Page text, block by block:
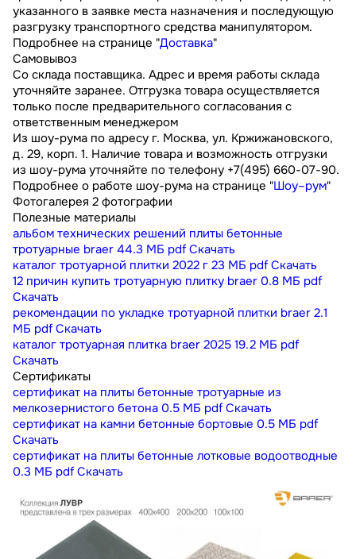
указанного в заявке места назначения и последующую
разгрузку транспортного средства манипулятором.
Подробнее на странице "Доставка"
Самовывоз
Со склада поставщика. Адрес и время работы склада
уточняйте заранее. Отгрузка товара осуществляется
только после предварительного согласования с
ответственным менеджером
Из шоу-рума по адресу г. Москва, ул. Кржижановского,
д. 29, корп. 1. Наличие товара и возможность отгрузки
из шоу-рума уточняйте по телефону +7(495) 660-07-90.
Подробнее о работе шоу-рума на странице "Шоу–рум"
Фотогалерея 2 фотографии
Полезные материалы
альбом технических решений плиты бетонные
тротуарные braer 44.3 МБ pdf Скачать
каталог тротуарной плитки 2022 г 23 МБ pdf Скачать
12 причин купить тротуарную плитку braer 0.8 МБ pdf
Скачать
рекомендации по укладке тротуарной плитки braer 2.1
МБ pdf Скачать
каталог тротуарная плитка braer 2025 19.2 МБ pdf
Скачать
Сертификаты
сертификат на плиты бетонные тротуарные из
мелкозернистого бетона 0.5 МБ pdf Скачать
сертификат на камни бетонные бортовые 0.5 МБ pdf
Скачать
сертификат на плиты бетонные лотковые водоотводные
0.3 МБ pdf Скачать